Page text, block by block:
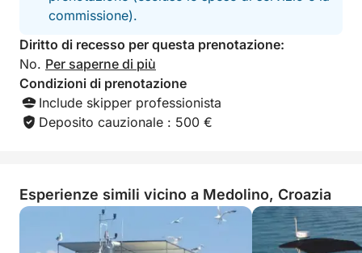
commissione).
Diritto di recesso per questa prenotazione:
No. Per saperne di più
Condizioni di prenotazione
Include skipper professionista
Deposito cauzionale : 500 €
Esperienze simili vicino a Medolino, Croazia